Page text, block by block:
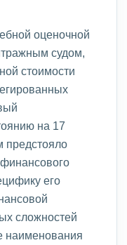
оценочной
судом,
стоимости
на 17
предстояло
его
сложностей
наименования